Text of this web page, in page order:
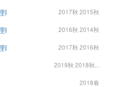
I 2017秋 2015秋
I 2016秋 2014秋
I 2017秋 2016秋
2019秋 2018秋...
2018春